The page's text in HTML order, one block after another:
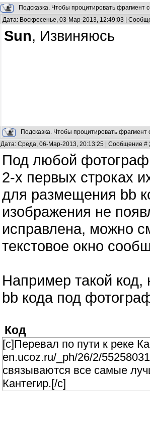
Подсказка. Чтобы процитировать фрагмент
Дата: Воскресенье, 03-Мар-2013, 12:49:03 |
Sun, Извиняюсь
Подсказка. Чтобы процитировать
Дата: Среда, 06-Мар-2013, 20:13:25 | Сообщение #
Под любой
2-х первых строках
для размещения bb
изображения не
исправлена, можно
текстовое окно
Например такой код,
bb кода под
Код
[c]Перевал по пути к реке
en.ucoz.ru/_ph/26/2/
связываются все самые
Кантегир.[/c]